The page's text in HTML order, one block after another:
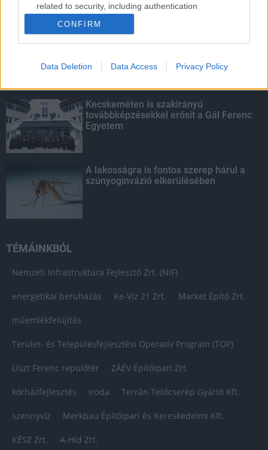
related to security, including authentication
CONFIRM
Data Deletion Data Access Privacy Policy
KIEMELT
Megérkezett az eső a Duna
Kecskeméten is szakirányú
továbbképzésekkel erősít a Gál Ferenc
Egyetem
A lakosságra is fontos szerep hárul a
szúnyoginvázió elkerülésében
TÉMÁINKBÓL
Nemzeti Infrastruktúra Fejlesztő Zrt. (NIF)
energetikai beruházás Ke-Víz 21 Zrt. Market Építő Zrt.
műemlékfelújítás
Terület- és Településfejlesztési Operatív Program (TOP)
Liszt Ferenc repülőtér ZÁÉV Építőipari Zrt.
kórházfejlesztés iroda Terrán Tetőcserép Gyártó Kft.
szennyvíz Merkbau Építőipari és Kereskedelmi Kft.
KÉSZ Zrt. A-Híd Zrt.